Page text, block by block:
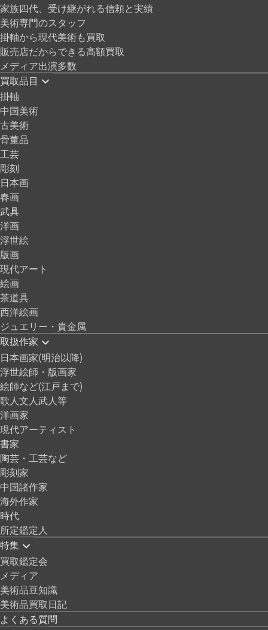
家族四代、受け継がれる信頼と実績
美術専門のスタッフ
掛軸から現代美術も買取
販売店だからできる高額買取
メディア出演多数
買取品目
掛軸
中国美術
古美術
骨董品
工芸
彫刻
日本画
春画
武具
洋画
浮世絵
版画
現代アート
絵画
茶道具
西洋絵画
ジュエリー・貴金属
取扱作家
日本画家(明治以降)
浮世絵師・版画家
絵師など(江戸まで)
歌人文人武人等
洋画家
現代アーティスト
書家
陶芸・工芸など
彫刻家
中国諸作家
海外作家
時代
所定鑑定人
特集
買取鑑定会
メディア
美術品豆知識
美術品買取日記
よくある質問